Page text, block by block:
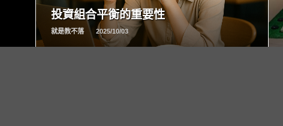
投資組合平衡的重要性
就是教不落 2025/10/03